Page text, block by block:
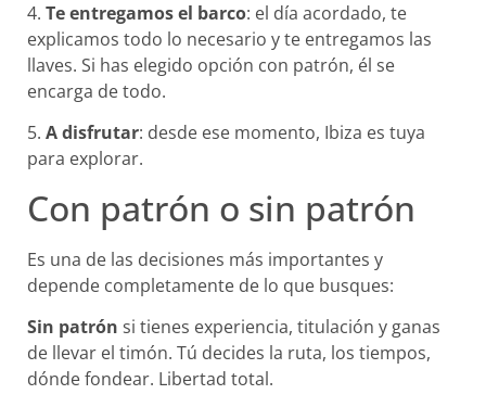
4. Te entregamos el barco: el día acordado, te
explicamos todo lo necesario y te entregamos las
llaves. Si has elegido opción con patrón, él se
encarga de todo.
5. A disfrutar: desde ese momento, Ibiza es tuya
para explorar.
Con patrón o sin patrón
Es una de las decisiones más importantes y
depende completamente de lo que busques:
Sin patrón si tienes experiencia, titulación y ganas
de llevar el timón. Tú decides la ruta, los tiempos,
dónde fondear. Libertad total.